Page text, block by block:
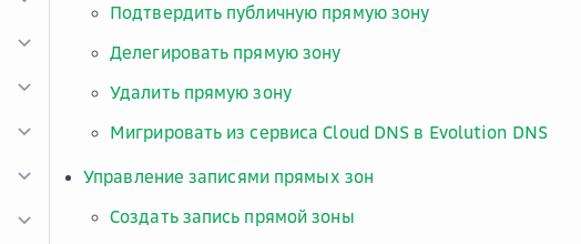
Подтвердить публичную прямую зону
Делегировать прямую зону
Удалить прямую зону
Мигрировать из сервиса Cloud DNS в Evolution DNS
Управление записями прямых зон
Создать запись прямой зоны